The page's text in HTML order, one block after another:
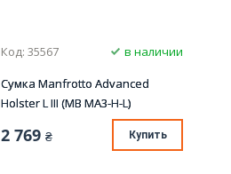
Код: 35567
в наличии
Сумка Manfrotto Advanced
Holster L III (MB MA3-H-L)
2 769 ₴ Купить